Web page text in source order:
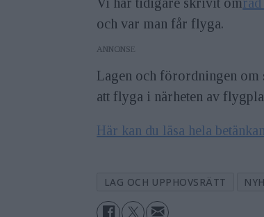
och var man får flyga.
ANNONS
Lagen och förordningen
att flyga i närheten av
Här kan du läsa hela
LAG OCH UPPHOVSRÄTT